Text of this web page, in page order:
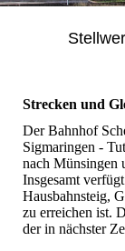
Strecken und
Der Bahnhof
Sigmaringen -
nach Münsingen
Insgesamt
Hausbahnsteig,
zu erreichen ist.
der in nächster